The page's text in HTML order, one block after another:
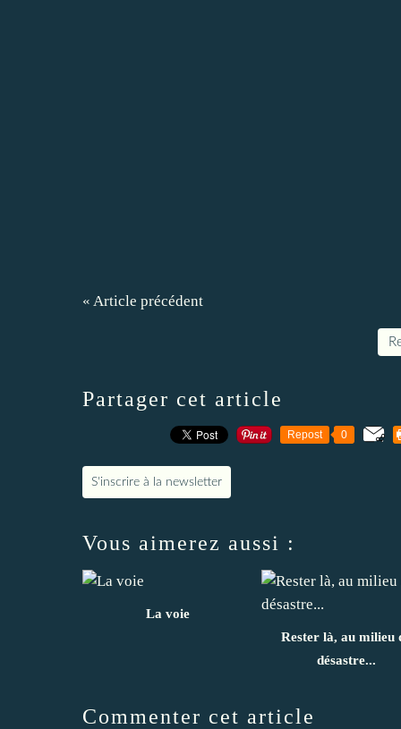
« Article précédent
Partager cet article
Repost 0
S'inscrire à la newsletter
Vous aimerez aussi :
La voie
Rester là, au milieu
désastre...
Commenter cet article